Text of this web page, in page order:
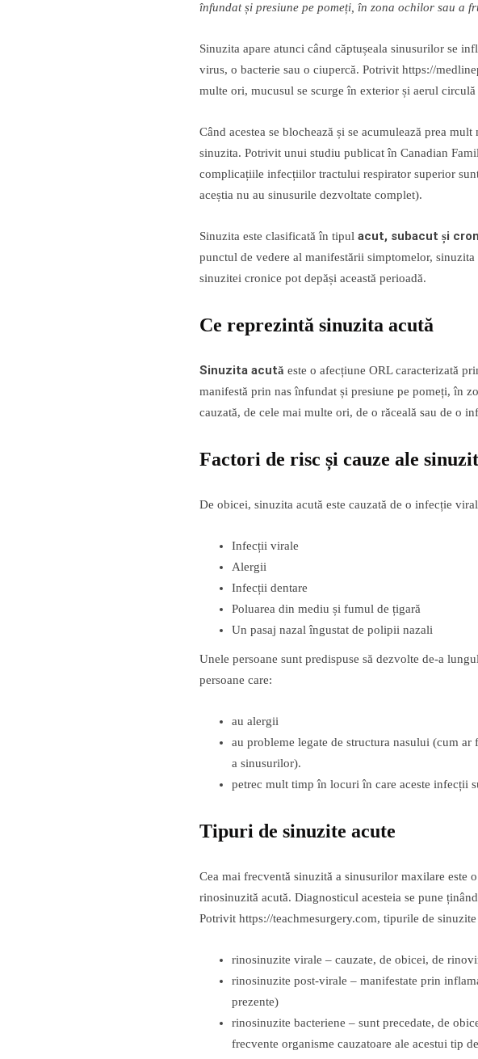
înfundat și presiune pe pomeți, în zona ochilor sau a
Sinuzita apare atunci când căptușeala sinusurilor se
virus, o bacterie sau o ciupercă. Potrivit https://
multe ori, mucusul se scurge în exterior și aerul
Când acestea se blochează și se acumulează prea
sinuzita. Potrivit unui studiu publicat în Canadian
complicațiile infecțiilor tractului respirator superior
aceștia nu au sinusurile dezvoltate complet).
Sinuzita este clasificată în tipul acut, subacut și
punctul de vedere al manifestării simptomelor,
sinuzitei cronice pot depăși această perioadă.
Ce reprezintă sinuzita acută
Sinuzita acută este o afecțiune ORL caracterizată
manifestă prin nas înfundat și presiune pe pomeți, în
cauzată, de cele mai multe ori, de o răceală sau de o
Factori de risc și cauze ale
De obicei, sinuzita acută este cauzată de o infecție
Infecții virale
Alergii
Infecții dentare
Poluarea din mediu și fumul de țigară
Un pasaj nazal îngustat de polipii nazali
Unele persoane sunt predispuse să dezvolte de-a
persoane care:
au alergii
au probleme legate de structura nasului (cum
a sinusurilor).
petrec mult timp în locuri în care aceste infecții
Tipuri de sinuzite acute
Cea mai frecventă sinuzită a sinusurilor maxilare este
rinosinuzită acută. Diagnosticul acesteia se pune
Potrivit https://teachmesurgery.com, tipurile de sinuzite
rinosinuzite virale – cauzate, de obicei, de
rinosinuzite post-virale – manifestate prin
prezente)
rinosinuzite bacteriene – sunt precedate, de
frecvente organisme cauzatoare ale acestui tip